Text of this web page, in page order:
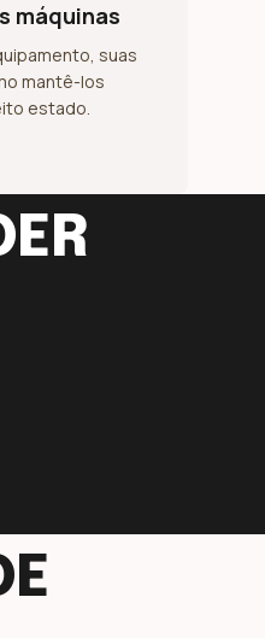
máquinas
suas
mantê-los
estado.